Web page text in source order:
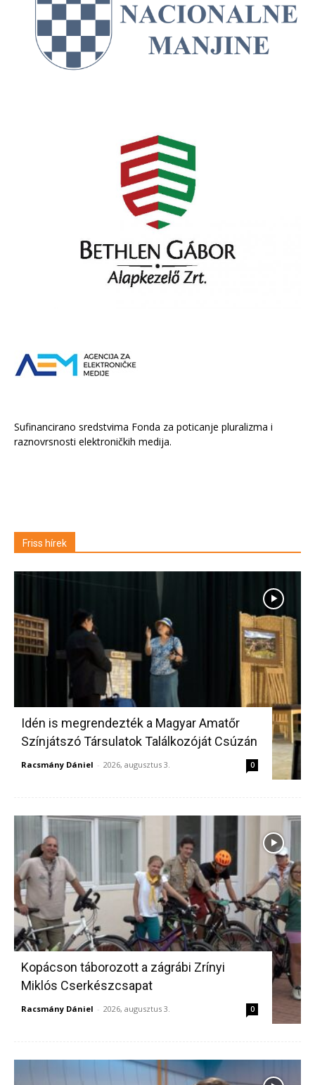
Sufinancirano sredstvima Fonda za poticanje pluralizma i
raznovrsnosti elektroničkih medija.
Friss hírek
Idén is megrendezték a Magyar Amatőr
Színjátszó Társulatok Találkozóját Csúzán
Racsmány Dániel - 2026, augusztus 3. 0
Kopácson táborozott a zágrábi Zrínyi
Miklós Cserkészcsapat
Racsmány Dániel - 2026, augusztus 3. 0